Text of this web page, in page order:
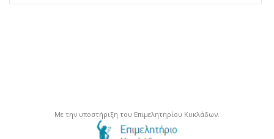
Με την υποστήριξη του Επιμελητηρίου Κυκλάδων.